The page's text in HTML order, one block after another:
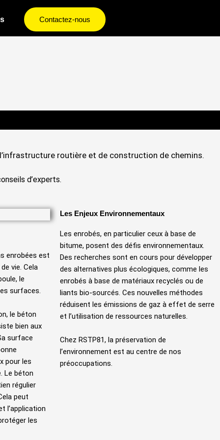
Contactez-nous
routière et de construction de chemins.
d’experts.
enrobées est
vie. Cela
le
surfaces.
le béton
bien aux
surface
pour les
Le béton
régulier
peut
l’application
les
Les Enjeux Environnementaux
Les enrobés, en particulier ceux à base de
bitume, posent des défis environnementaux.
Des recherches sont en cours pour développer
des alternatives plus écologiques, comme les
enrobés à base de matériaux recyclés ou de
liants bio-sourcés. Ces nouvelles méthodes
réduisent les émissions de gaz à effet de serre
et l’utilisation de ressources naturelles.
Chez RSTP81, la préservation de
l’environnement est au centre de nos
préoccupations.